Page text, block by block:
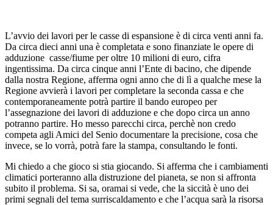
L’avvio dei lavori per le casse di espansione è di circa venti anni fa.
Da circa dieci anni una è completata e sono finanziate le opere di
adduzione casse/fiume per oltre 10 milioni di euro, cifra
ingentissima. Da circa cinque anni l’Ente di bacino, che dipende
dalla nostra Regione, afferma ogni anno che di lì a qualche mese la
Regione avvierà i lavori per completare la seconda cassa e che
contemporaneamente potrà partire il bando europeo per
l’assegnazione dei lavori di adduzione e che dopo circa un anno
potranno partire. Ho messo parecchi circa, perchè non credo
competa agli Amici del Senio documentare la precisione, cosa che
invece, se lo vorrà, potrà fare la stampa, consultando le fonti.
Mi chiedo a che gioco si stia giocando. Si afferma che i cambiamenti
climatici porteranno alla distruzione del pianeta, se non si affronta
subito il problema. Si sa, oramai si vede, che la siccità è uno dei
primi segnali del tema surriscaldamento e che l’acqua sarà la risorsa